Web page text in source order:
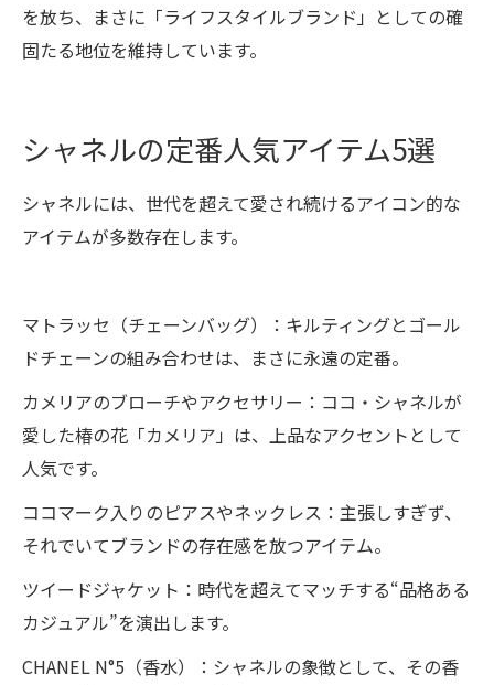
を放ち、まさに「ライフスタイルブランド」としての確
固たる地位を維持しています。
シャネルの定番人気アイテム5選
シャネルには、世代を超えて愛され続けるアイコン的な
アイテムが多数存在します。
マトラッセ（チェーンバッグ）：キルティングとゴール
ドチェーンの組み合わせは、まさに永遠の定番。
カメリアのブローチやアクセサリー：ココ・シャネルが
愛した椿の花「カメリア」は、上品なアクセントとして
人気です。
ココマーク入りのピアスやネックレス：主張しすぎず、
それでいてブランドの存在感を放つアイテム。
ツイードジャケット：時代を超えてマッチする“品格ある
カジュアル”を演出します。
CHANEL N°5（香水）：シャネルの象徴として、その香